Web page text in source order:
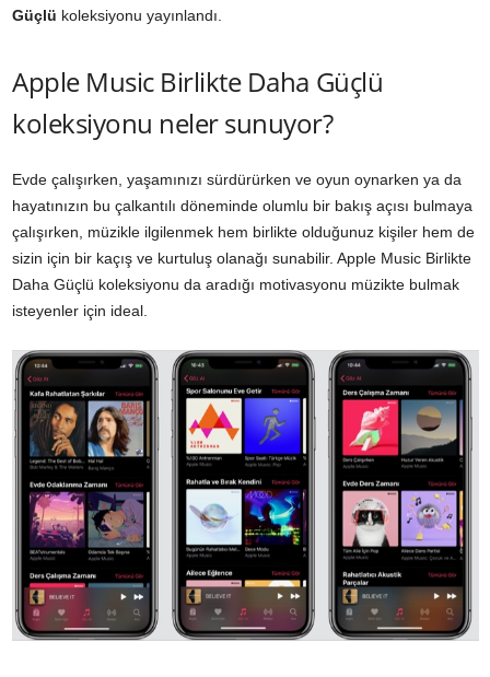
Güçlü koleksiyonu yayınlandı.
Apple Music Birlikte Daha Güçlü
koleksiyonu neler sunuyor?
Evde çalışırken, yaşamınızı sürdürürken ve oyun oynarken ya da
hayatınızın bu çalkantılı döneminde olumlu bir bakış açısı bulmaya
çalışırken, müzikle ilgilenmek hem birlikte olduğunuz kişiler hem de
sizin için bir kaçış ve kurtuluş olanağı sunabilir. Apple Music Birlikte
Daha Güçlü koleksiyonu da aradığı motivasyonu müzikte bulmak
isteyenler için ideal.